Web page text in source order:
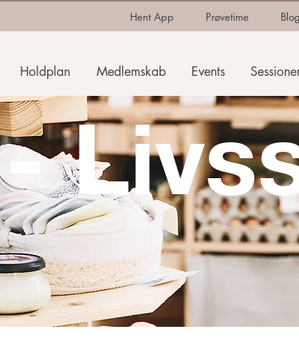
Hent App Prøvetime Blog
Holdplan Medlemskab Events
& Livsstil